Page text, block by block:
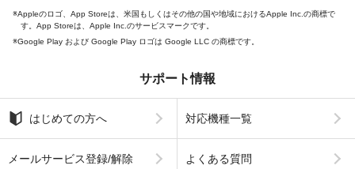
Appleのロゴ、App Storeは、米国もしくはその他の国や地域におけるApple Inc.の商標で
す。App Storeは、Apple Inc.のサービスマークです。
Google Play および Google Play ロゴは Google LLC の商標です。
サポート情報
はじめての方へ 対応機種一覧
メールサービス登録/解除 よくある質問